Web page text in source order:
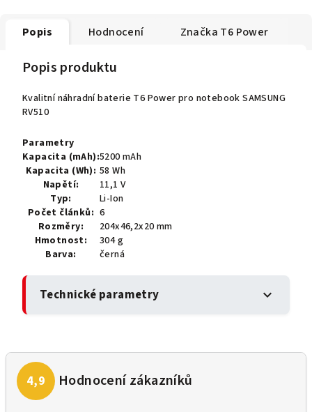
Popis Hodnocení Značka T6 Power
Popis produktu
Kvalitní náhradní baterie T6 Power pro notebook SAMSUNG
RV510
Parametry
Kapacita (mAh):5200 mAh
Kapacita (Wh): 58 Wh
Napětí:
11,1 V
Typ:
Li-Ion
Počet článků: 6
Rozměry:
204x46,2x20 mm
Hmotnost:
304 g
Barva:
černá
Technické parametry expand_more